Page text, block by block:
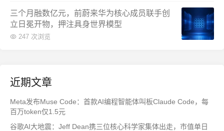
三个月融数亿元，前蔚来华为核心成员联手创
立日冕开物，押注具身世界模型
247 次浏览
近期文章
Meta发布Muse Code：首款AI编程智能体叫板Claude Code，每
百万token仅1.5元
谷歌AI大地震：Jeff Dean携三位核心科学家集体出走，市值单日